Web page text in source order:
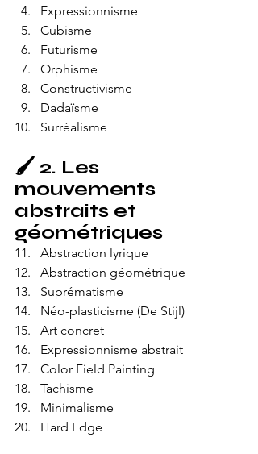
Expressionnisme
Cubisme
Futurisme
Orphisme
Constructivisme
Dadaïsme
Surréalisme
🖌️ 2. Les
mouvements
abstraits et
géométriques
Abstraction lyrique
Abstraction géométrique
Suprématisme
Néo-plasticisme (De Stijl)
Art concret
Expressionnisme abstrait
Color Field Painting
Tachisme
Minimalisme
Hard Edge